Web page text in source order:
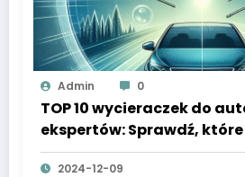
Admin 0
TOP 10 wycieraczek do
ekspertów: Sprawdź,
kupić
2024-12-09